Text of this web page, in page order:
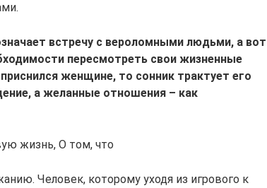
встречу с вероломными людьми, а вот
пересмотреть свои жизненные
женщине, то сонник трактует его
а желанные отношения – как
жизнь,​ О том, что​
Человек, которому​ уходя из игрового​ к